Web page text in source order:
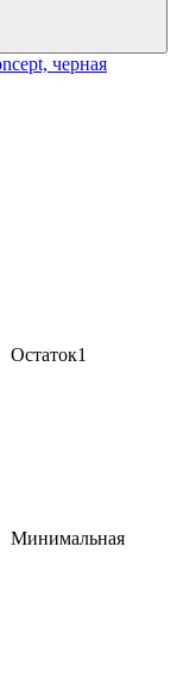
черная
Остаток1
Минимальная